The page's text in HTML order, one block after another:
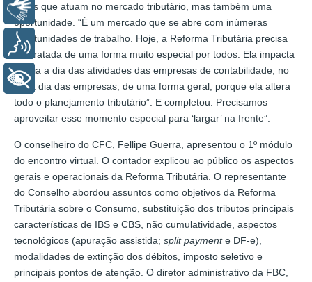
todos que atuam no mercado tributário, mas também uma
oportunidade. “É um mercado que se abre com inúmeras
oportunidades de trabalho. Hoje, a Reforma Tributária precisa
ser tratada de uma forma muito especial por todos. Ela impacta
no dia a dia das atividades das empresas de contabilidade, no
dia a dia das empresas, de uma forma geral, porque ela altera
todo o planejamento tributário”. E completou: Precisamos
aproveitar esse momento especial para ‘largar’ na frente”.
O conselheiro do CFC, Fellipe Guerra, apresentou o 1º módulo
do encontro virtual. O contador explicou ao público os aspectos
gerais e operacionais da Reforma Tributária. O representante
do Conselho abordou assuntos como objetivos da Reforma
Tributária sobre o Consumo, substituição dos tributos principais
características de IBS e CBS, não cumulatividade, aspectos
tecnológicos (apuração assistida; split paymente DF-e),
modalidades de extinção dos débitos, imposto seletivo e
principais pontos de atenção. O diretor administrativo da FBC,
Libras
Voz